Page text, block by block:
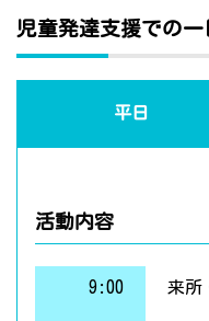
児童発達支援での
平日
活動内容
9:00 来所